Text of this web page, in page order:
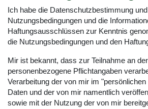
Ich habe die Datenschutzbestimmung
Nutzungsbedingungen und die
Haftungsausschlüssen zur Kenntnis
die Nutzungsbedingungen und den
Mir ist bekannt, dass zur Teilnahme an
personenbezogene Pflichtangaben
Verarbeitung der von mir im
Daten und der von mir namentlich
sowie mit der Nutzung der von mir